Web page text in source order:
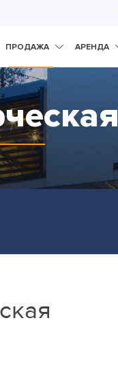
ПРОДАЖА АРЕНДА